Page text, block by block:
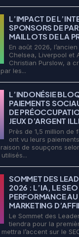
L’IMPACT DE
SPONSORS DE
MAILLOTS DE LA
En août 2026,
Chelsea, Liverpool et
Christian Purslow, a
les...
L’INDONÉSIE
PAIEMENTS
DE
JEUX D’ARGENT
Près de 1,5 million de
ont vu leurs
de soupçons
SOMMET DES
2026 : L’IA, LE SEO
PERFORMANCE
MARKETING
Le Sommet des
tiendra pour la
l’accent sur le